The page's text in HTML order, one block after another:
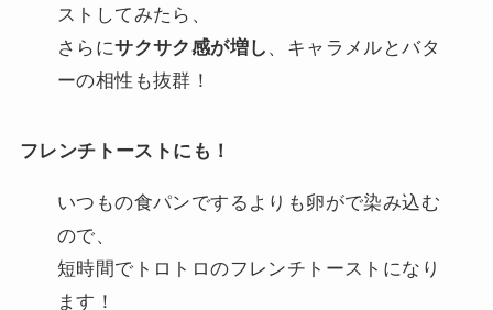
ストしてみたら、
さらにサクサク感が増し 、キャラメルとバタ
ーの相性も抜群！
フレンチトーストにも！
いつもの食パンでするよりも卵がで染み込む
ので、
短時間でトロトロのフレンチトーストになり
ます！